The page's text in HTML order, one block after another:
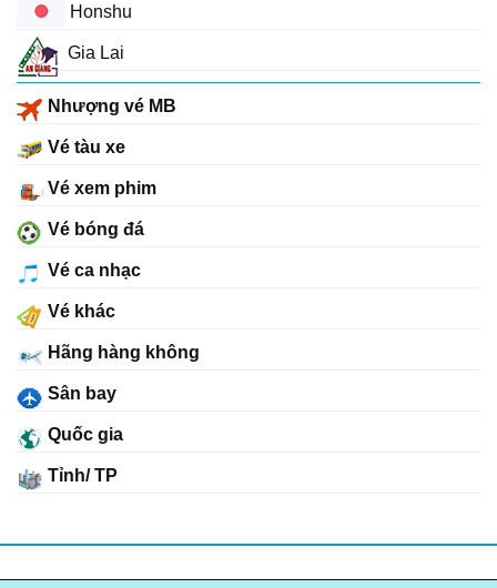
Honshu
Gia Lai
Nhượng vé MB
Vé tàu xe
Vé xem phim
Vé bóng đá
Vé ca nhạc
Vé khác
Hãng hàng không
Sân bay
Quốc gia
Tỉnh/ TP